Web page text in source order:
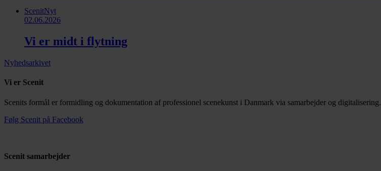
ScenitNyt
02.06.2026
Vi er midt i flytning
Nyhedsarkivet
Vi er Scenit
Scenits formål er formidling og dokumentation af professionel scenekunst i Danmark via samarbejder og digitalisering.
Følg Scenit på Facebook
Scenit samarbejder